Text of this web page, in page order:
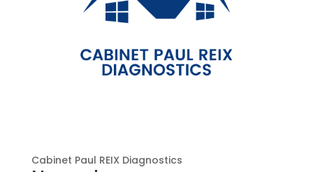
Cabinet Paul REIX Diagnostics